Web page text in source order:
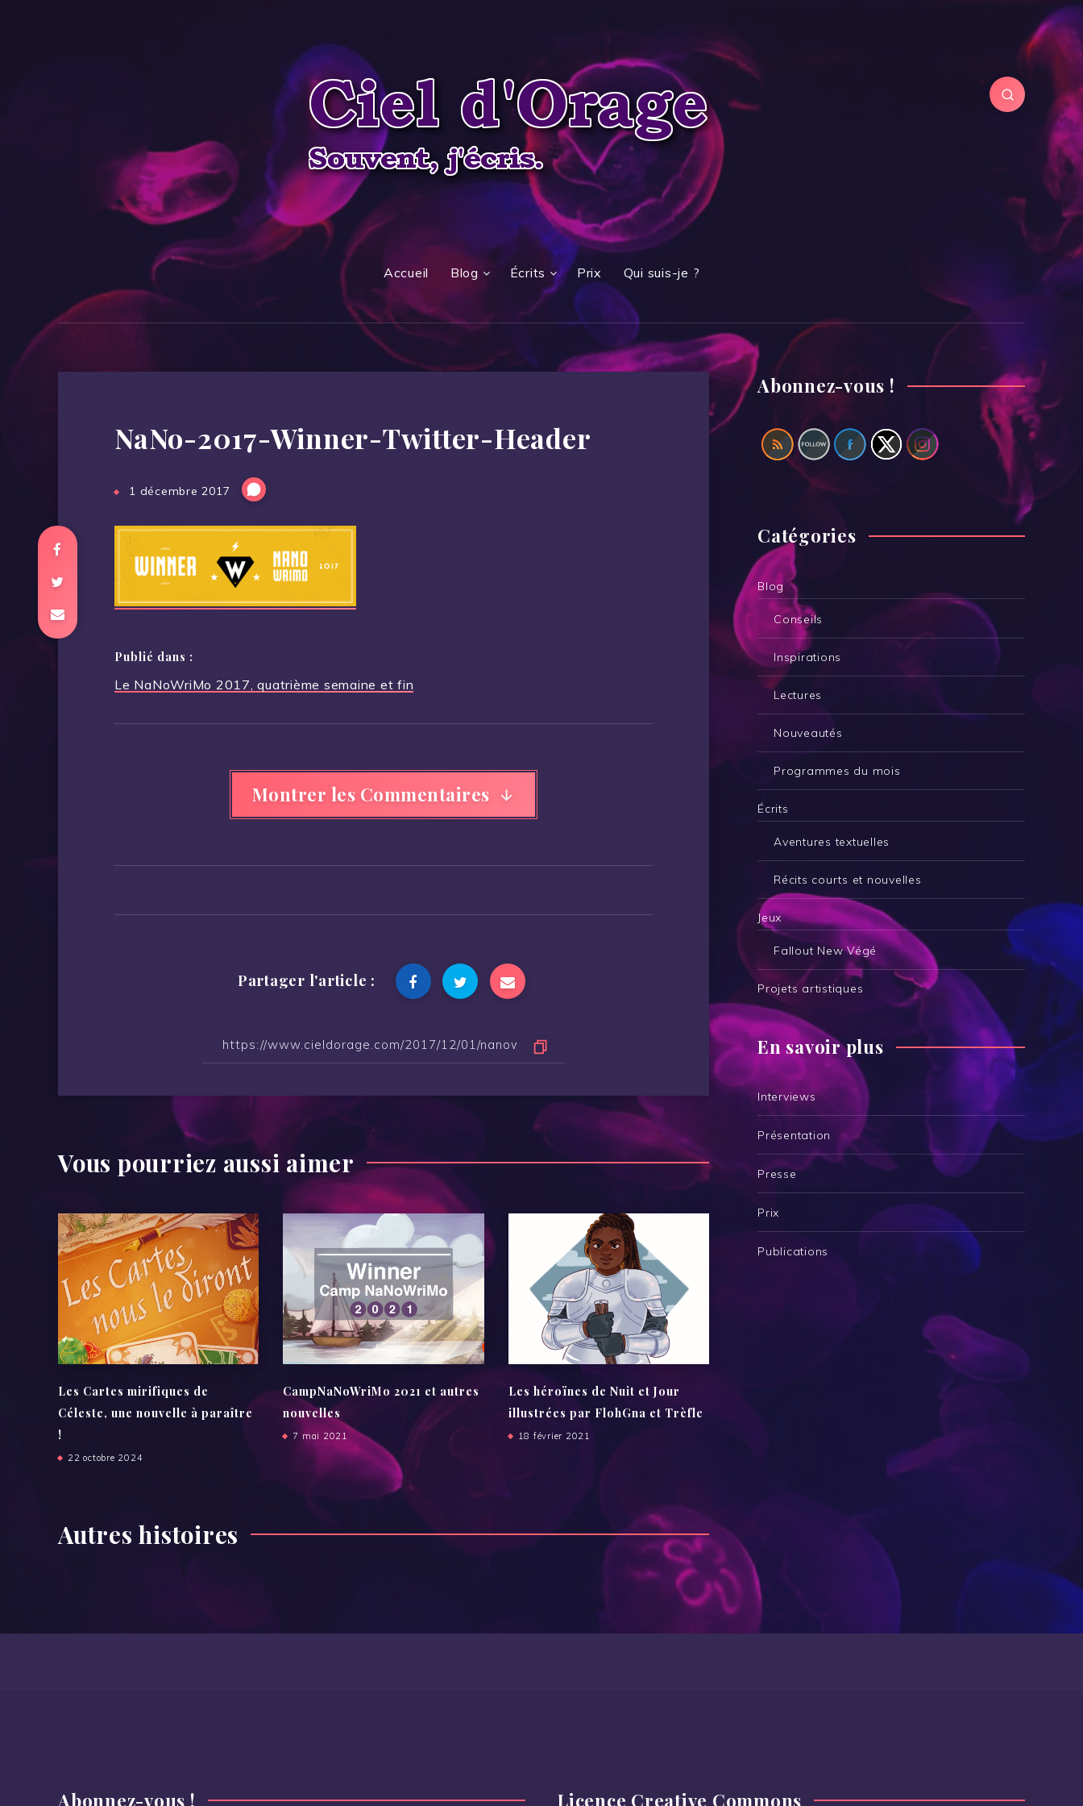
Accueil Blog Écrits Prix Qui suis-je ?
NaNo-2017-Winner-Twitter-Header
1 décembre 2017
Publié dans :
Navigation
de
Le NaNoWriMo 2017, quatrième semaine et fin
Montrer les Commentaires
Partager l'article :
Vous pourriez aussi aimer
Les Cartes mirifiques de
Céleste, une nouvelle à paraître
!
22 octobre 2024
CampNaNoWriMo 2021 et autres
nouvelles
7 mai 2021
Les héroïnes de Nuit et Jour
illustrées par FlohGna et Trèfle
18 février 2021
Autres histoires
Abonnez-vous !
Catégories
Blog
Conseils
Inspirations
Lectures
Nouveautés
Programmes du mois
Écrits
Aventures textuelles
Récits courts et nouvelles
Jeux
Fallout New Végé
Projets artistiques
En savoir plus
Interviews
Présentation
Presse
Prix
Publications
Abonnez-vous ! Licence Creative Commons